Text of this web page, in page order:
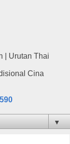
| Urutan Thai
Cina
▼